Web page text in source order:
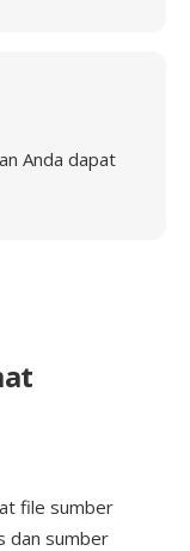
Anda dapat
file sumber
dan sumber